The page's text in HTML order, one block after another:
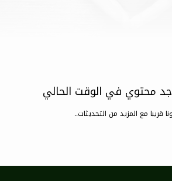
محتوي في الوقت الحالي
قريبا مع المزيد من التحديثات..